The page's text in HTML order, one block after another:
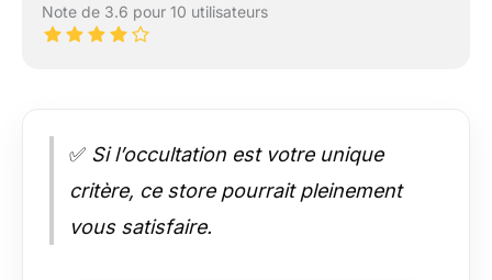
Note de 3.6 pour 10 utilisateurs
✅ Si l’occultation est votre unique
critère, ce store pourrait pleinement
vous satisfaire.